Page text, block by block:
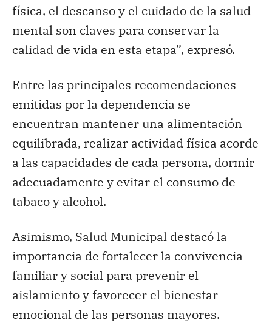
física, el descanso y el cuidado de la salud
mental son claves para conservar la
calidad de vida en esta etapa”, expresó.
Entre las principales recomendaciones
emitidas por la dependencia se
encuentran mantener una alimentación
equilibrada, realizar actividad física acorde
a las capacidades de cada persona, dormir
adecuadamente y evitar el consumo de
tabaco y alcohol.
Asimismo, Salud Municipal destacó la
importancia de fortalecer la convivencia
familiar y social para prevenir el
aislamiento y favorecer el bienestar
emocional de las personas mayores.